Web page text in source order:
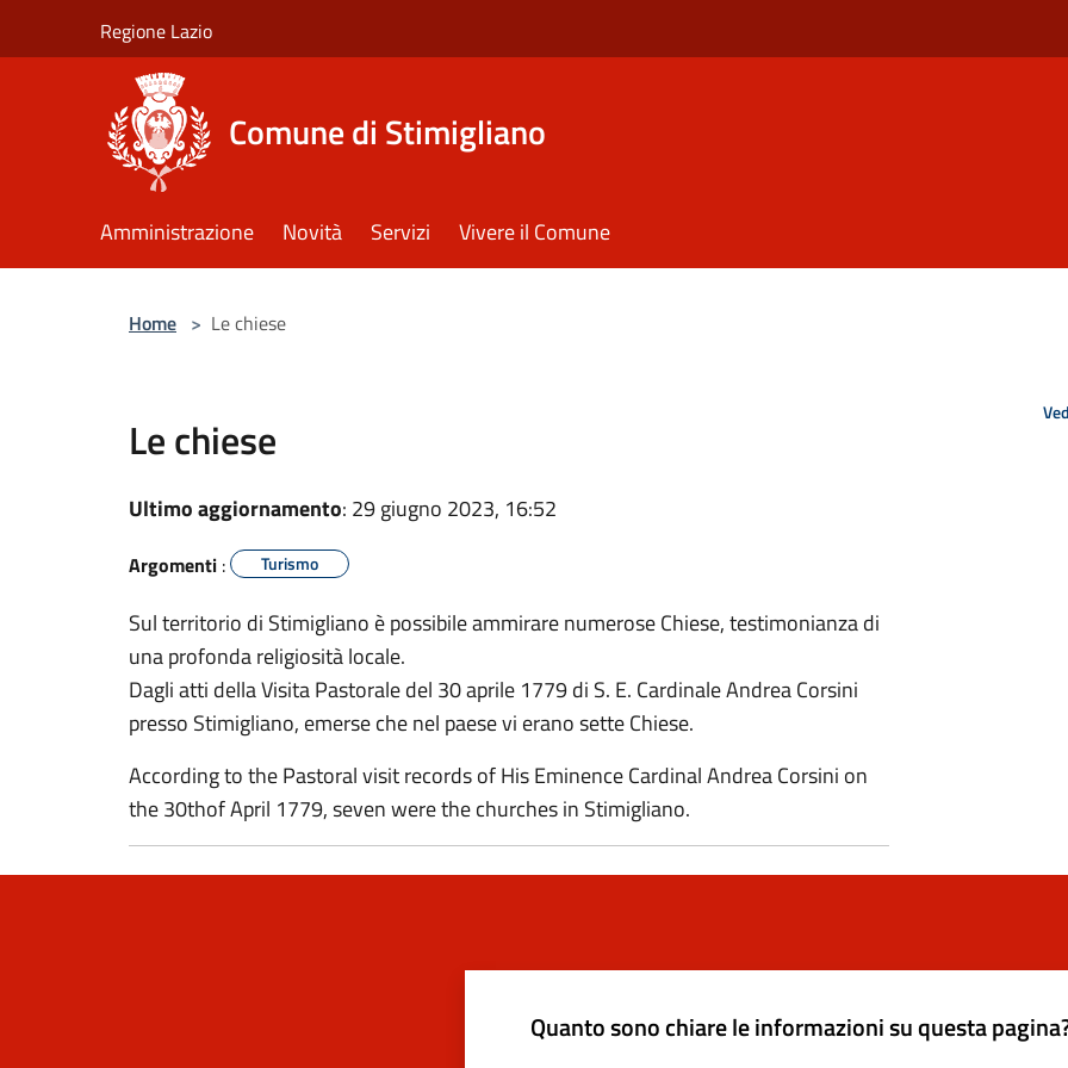
Regione Lazio
Comune di Stimigliano
Amministrazione Novità Servizi Vivere il Comune
Home > Le chiese
Le chiese
Ultimo aggiornamento: 29 giugno 2023, 16:52
Argomenti : Turismo
Sul territorio di Stimigliano è possibile ammirare numerose Chiese, testimonianza di
una profonda religiosità locale.
Dagli atti della Visita Pastorale del 30 aprile 1779 di S. E. Cardinale Andrea Corsini
presso Stimigliano, emerse che nel paese vi erano sette Chiese.
According to the Pastoral visit records of His Eminence Cardinal Andrea Corsini on
the 30thof April 1779, seven were the churches in Stimigliano.
Quanto sono chiare le informazioni su questa